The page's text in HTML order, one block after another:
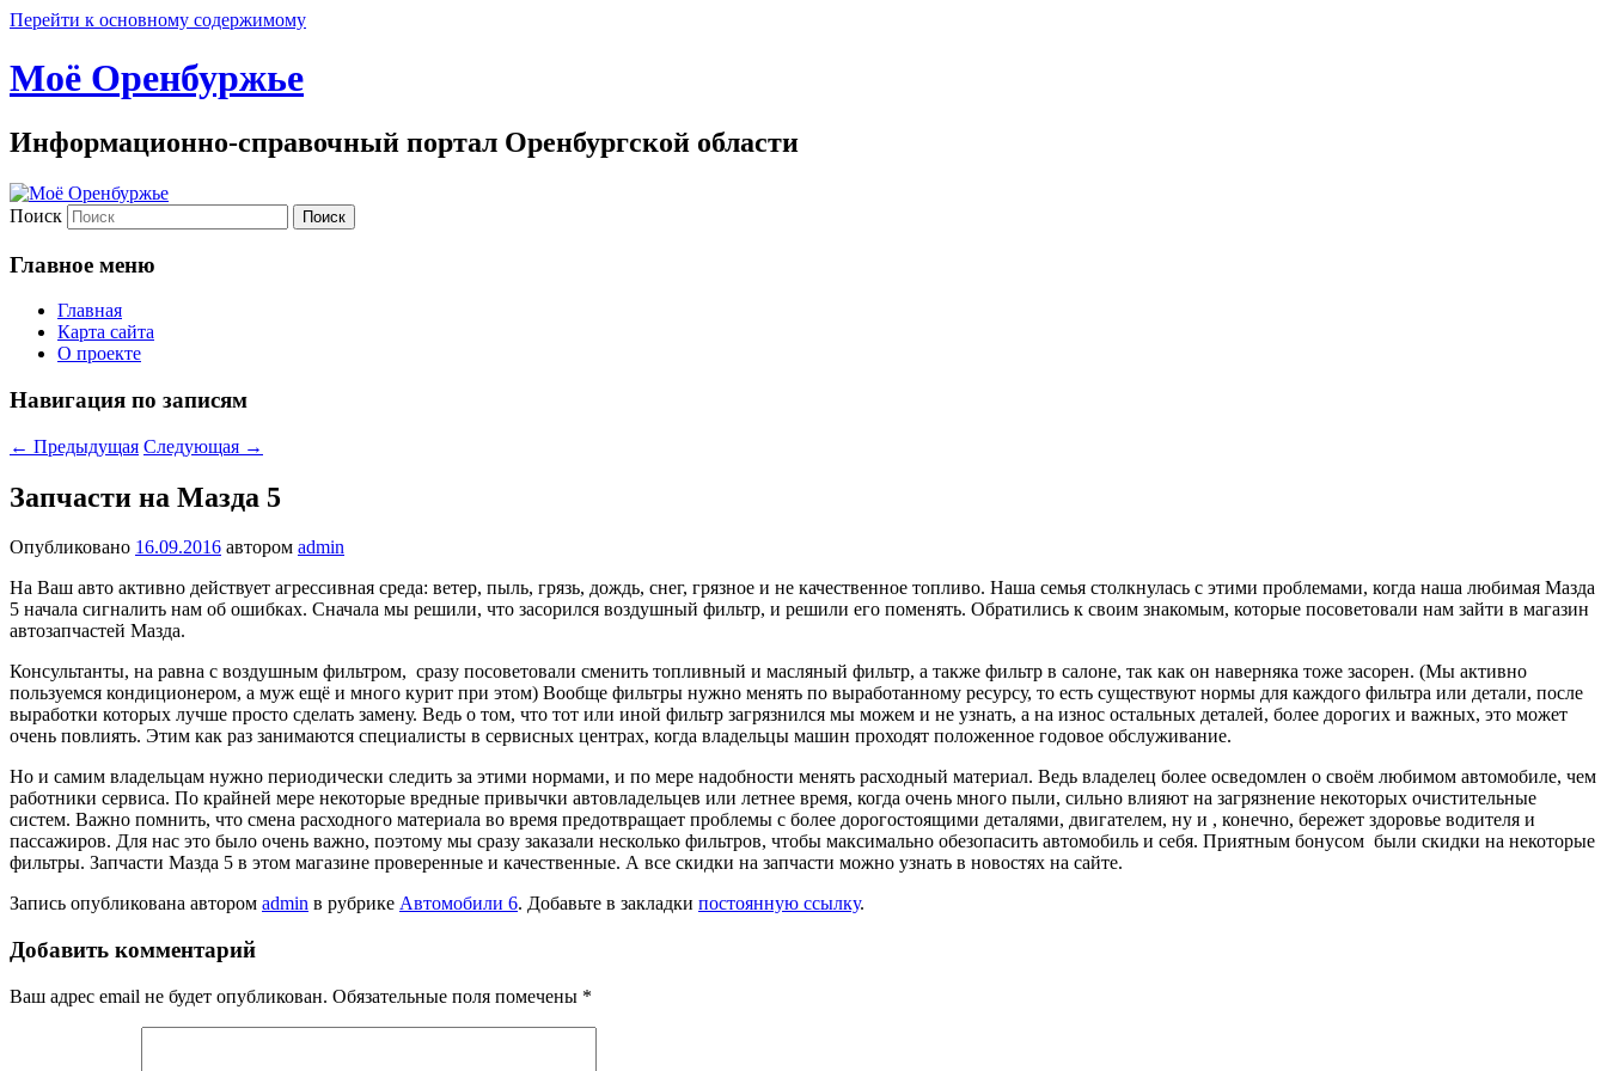
Перейти к основному содержимому
Моё Оренбуржье
Информационно-справочный портал Оренбургской области
Поиск
Главное меню
Главная
Карта сайта
О проекте
Навигация по записям
← Предыдущая Следующая →
Запчасти на Мазда 5
Опубликовано 16.09.2016 автором admin
На Ваш авто активно действует агрессивная среда: ветер, пыль, грязь, дождь, снег, грязное и не качественное топливо. Наша семья столкнулась с этими проблемами, когда наша любимая Мазда
5 начала сигналить нам об ошибках. Сначала мы решили, что засорился воздушный фильтр, и решили его поменять. Обратились к своим знакомым, которые посоветовали нам зайти в магазин
автозапчастей Мазда.
Консультанты, на равна с воздушным фильтром, сразу посоветовали сменить топливный и масляный фильтр, а также фильтр в салоне, так как он наверняка тоже засорен. (Мы активно
пользуемся кондиционером, а муж ещё и много курит при этом) Вообще фильтры нужно менять по выработанному ресурсу, то есть существуют нормы для каждого фильтра или детали, после
выработки которых лучше просто сделать замену. Ведь о том, что тот или иной фильтр загрязнился мы можем и не узнать, а на износ остальных деталей, более дорогих и важных, это может
очень повлиять. Этим как раз занимаются специалисты в сервисных центрах, когда владельцы машин проходят положенное годовое обслуживание.
Но и самим владельцам нужно периодически следить за этими нормами, и по мере надобности менять расходный материал. Ведь владелец более осведомлен о своём любимом автомобиле, чем
работники сервиса. По крайней мере некоторые вредные привычки автовладельцев или летнее время, когда очень много пыли, сильно влияют на загрязнение некоторых очистительные
систем. Важно помнить, что смена расходного материала во время предотвращает проблемы с более дорогостоящими деталями, двигателем, ну и , конечно, бережет здоровье водителя и
пассажиров. Для нас это было очень важно, поэтому мы сразу заказали несколько фильтров, чтобы максимально обезопасить автомобиль и себя. Приятным бонусом были скидки на некоторые
фильтры. Запчасти Мазда 5 в этом магазине проверенные и качественные. А все скидки на запчасти можно узнать в новостях на сайте.
Запись опубликована автором admin в рубрике Автомобили 6. Добавьте в закладки постоянную ссылку.
Добавить комментарий
Ваш адрес email не будет опубликован. Обязательные поля помечены *